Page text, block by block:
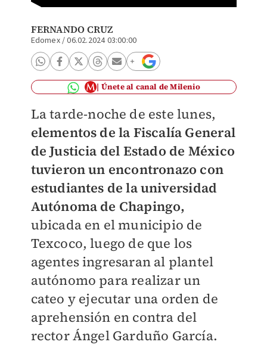
FERNANDO CRUZ
Edomex/06.02.2024 03:00:00
Únete al canal de Milenio
La tarde-noche de este lunes,
elementos de la Fiscalía General
de Justicia del Estado de México
tuvieron un encontronazo con
estudiantes de la universidad
Autónoma de Chapingo,
ubicada en el municipio de
Texcoco, luego de que los
agentes ingresaran al plantel
autónomo para realizar un
cateo y ejecutar una orden de
aprehensión en contra del
rector Ángel Garduño García.